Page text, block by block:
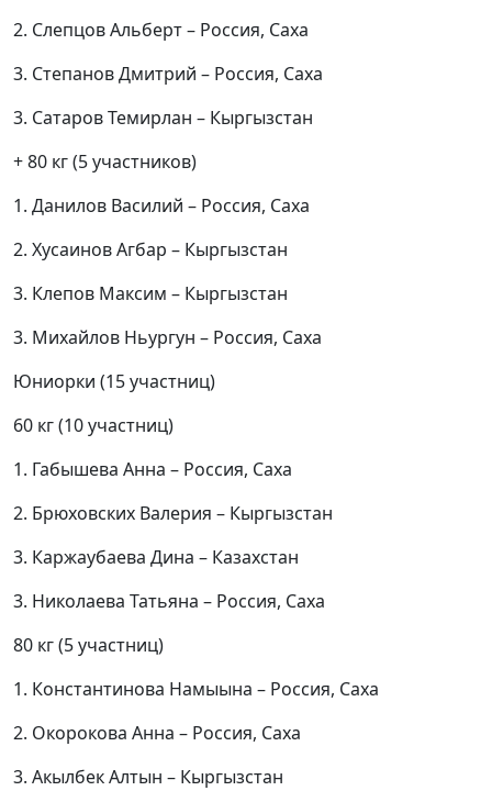
2. Слепцов Альберт – Россия, Саха
3. Степанов Дмитрий – Россия, Саха
3. Сатаров Темирлан – Кыргызстан
+ 80 кг (5 участников)
1. Данилов Василий – Россия, Саха
2. Хусаинов Агбар – Кыргызстан
3. Клепов Максим – Кыргызстан
3. Михайлов Ньургун – Россия, Саха
Юниорки (15 участниц)
60 кг (10 участниц)
1. Габышева Анна – Россия, Саха
2. Брюховских Валерия – Кыргызстан
3. Каржаубаева Дина – Казахстан
3. Николаева Татьяна – Россия, Саха
80 кг (5 участниц)
1. Константинова Намыына – Россия, Саха
2. Окорокова Анна – Россия, Саха
3. Акылбек Алтын – Кыргызстан